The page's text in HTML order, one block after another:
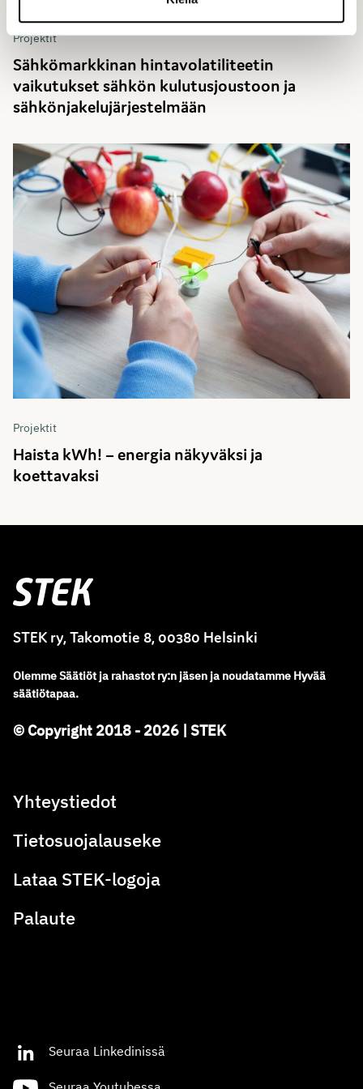
Projektit
Sähkömarkkinan hintavolatiliteetin
vaikutukset sähkön kulutusjoustoon ja
sähkönjakelujärjestelmään
Projektit
Haista kWh! – energia näkyväksi ja
koettavaksi
Stek
STEK ry, Takomotie 8, 00380 Helsinki
OlemmeSäätiöt ja rahastot ry:n jäsen ja noudatamme Hyvää
säätiötapaa.
© Copyright 2018 - 2026 | STEK
Yhteystiedot
Tietosuojalauseke
Lataa STEK-logoja
Palaute
Seuraa Linkedinissä